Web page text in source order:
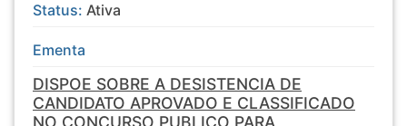
Status: Ativa
Ementa
DISPOE SOBRE A DESISTENCIA DE
CANDIDATO APROVADO E CLASSIFICADO